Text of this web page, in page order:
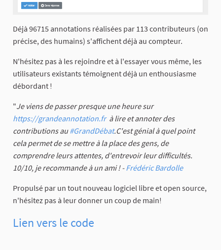
Déjà 96715 annotations réalisées par 113 contributeurs (on
précise, des humains) s'affichent déjà au compteur.
N'hésitez pas à les rejoindre et à l'essayer vous même, les
utilisateurs existants témoignent déjà un enthousiasme
débordant !
"Je viens de passer presque une heure sur
https://grandeannotation.fr à lire et annoter des
contributions au#GrandDébat.C'est génial à quel point
cela permet de se mettre à la place des gens, de
comprendre leurs attentes, d'entrevoir leur difficultés.
10/10, je recommande à un ami ! -Frédéric Bardolle
Propulsé par un tout nouveau logiciel libre et open source,
n'hésitez pas à leur donner un coup de main!
Lien vers le code